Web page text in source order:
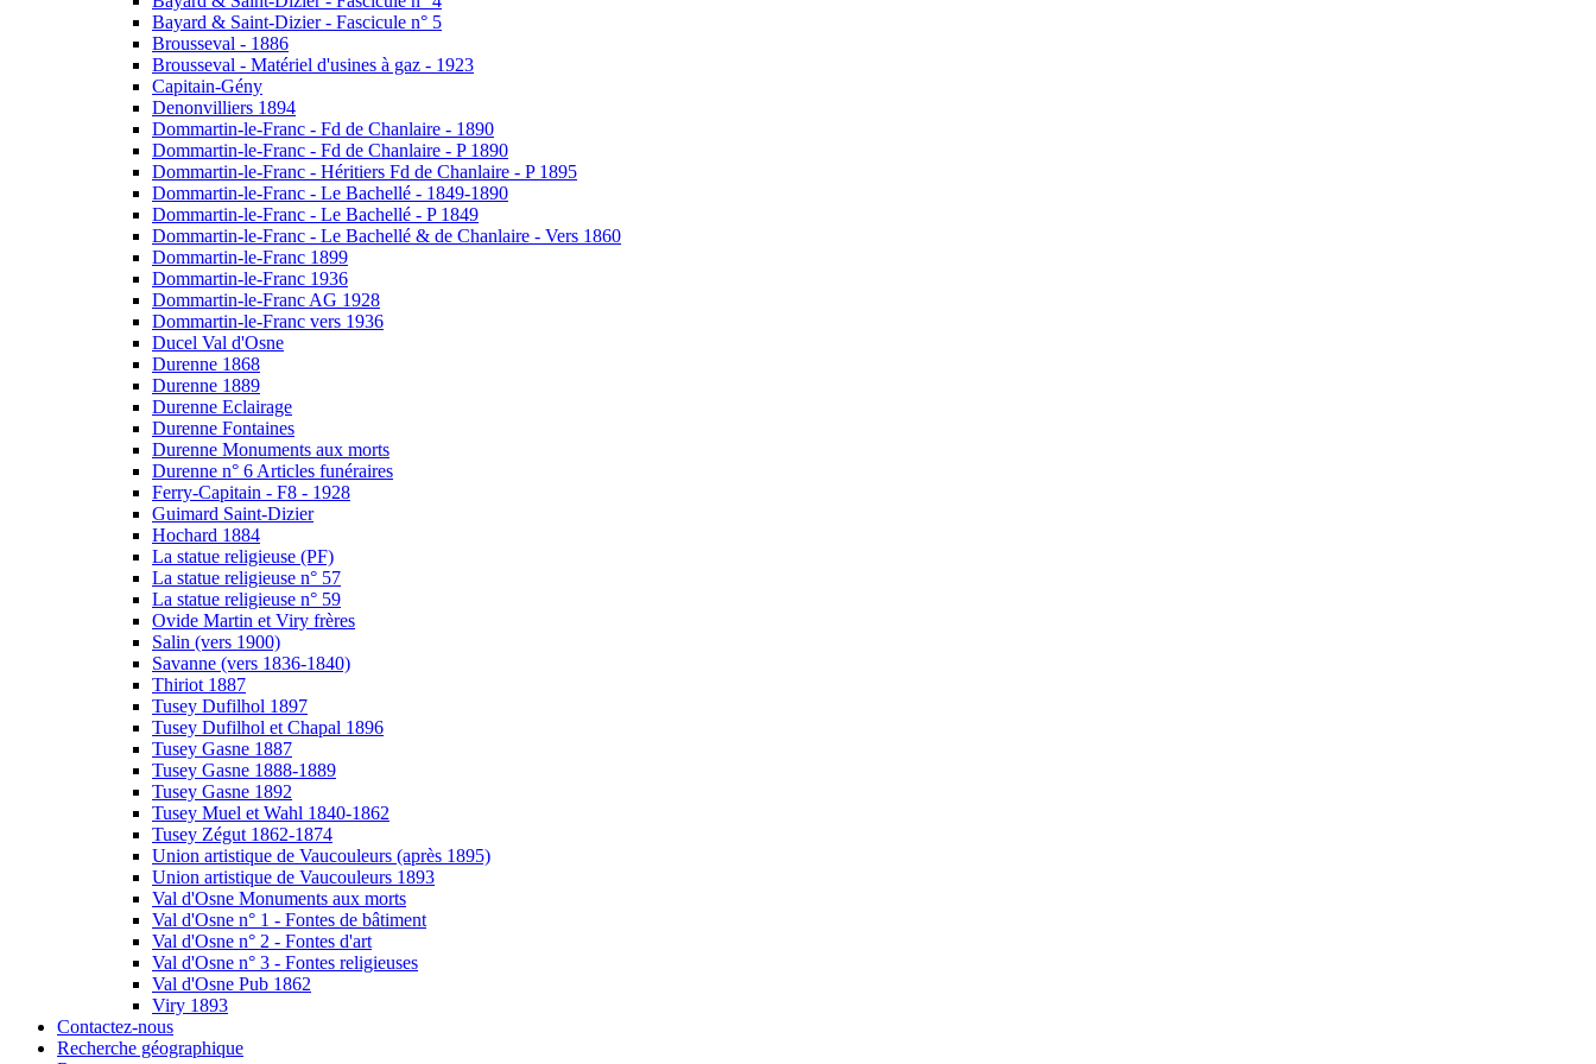
Bayard & Saint-Dizier - Fascicule n° 5
Brousseval - 1886
Brousseval - Matériel d'usines à gaz - 1923
Capitain-Gény
Denonvilliers 1894
Dommartin-le-Franc - Fd de Chanlaire - 1890
Dommartin-le-Franc - Fd de Chanlaire - P 1890
Dommartin-le-Franc - Héritiers Fd de Chanlaire - P 1895
Dommartin-le-Franc - Le Bachellé - 1849-1890
Dommartin-le-Franc - Le Bachellé - P 1849
Dommartin-le-Franc - Le Bachellé & de Chanlaire - Vers 1860
Dommartin-le-Franc 1899
Dommartin-le-Franc 1936
Dommartin-le-Franc AG 1928
Dommartin-le-Franc vers 1936
Ducel Val d'Osne
Durenne 1868
Durenne 1889
Durenne Eclairage
Durenne Fontaines
Durenne Monuments aux morts
Durenne n° 6 Articles funéraires
Ferry-Capitain - F8 - 1928
Guimard Saint-Dizier
Hochard 1884
La statue religieuse (PF)
La statue religieuse n° 57
La statue religieuse n° 59
Ovide Martin et Viry frères
Salin (vers 1900)
Savanne (vers 1836-1840)
Thiriot 1887
Tusey Dufilhol 1897
Tusey Dufilhol et Chapal 1896
Tusey Gasne 1887
Tusey Gasne 1888-1889
Tusey Gasne 1892
Tusey Muel et Wahl 1840-1862
Tusey Zégut 1862-1874
Union artistique de Vaucouleurs (après 1895)
Union artistique de Vaucouleurs 1893
Val d'Osne Monuments aux morts
Val d'Osne n° 1 - Fontes de bâtiment
Val d'Osne n° 2 - Fontes d'art
Val d'Osne n° 3 - Fontes religieuses
Val d'Osne Pub 1862
Viry 1893
Contactez-nous
Recherche géographique